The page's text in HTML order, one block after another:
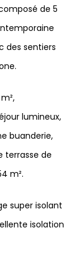
de 5
des sentiers
lumineux,
buanderie,
terrasse de
m².
super isolant
isolation